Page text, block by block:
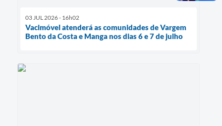
03 JUL 2026 - 16h02
Vacimóvel atenderá as comunidades de Vargem
Bento da Costa e Manga nos dias 6 e 7 de julho